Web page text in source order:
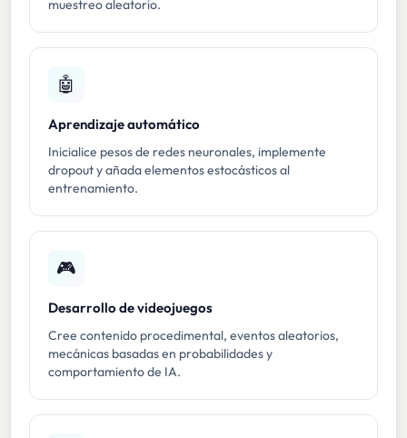
muestreo aleatorio.
🤖
Aprendizaje automático
Inicialice pesos de redes neuronales, implemente
dropout y añada elementos estocásticos al
entrenamiento.
🎮
Desarrollo de videojuegos
Cree contenido procedimental, eventos aleatorios,
mecánicas basadas en probabilidades y
comportamiento de IA.